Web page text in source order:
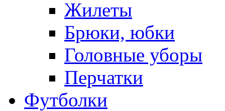
Жилеты
Брюки, юбки
Головные уборы
Перчатки
Футболки